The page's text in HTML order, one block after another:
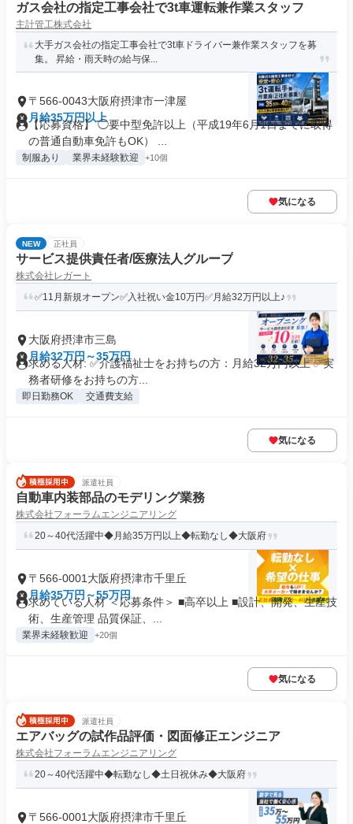
ガス会社の指定工事会社で3t車運転兼作業スタッフ
主計管工株式会社
大手ガス会社の指定工事会社で3t車ドライバー兼作業スタッフを募
集。 昇給・雨天時の給与保...
〒566-0043大阪府摂津市一津屋
月給35万円以上
【応募資格】 ◯要中型免許以上（平成19年6月1日までに取得
の普通自動車免許もOK） ...
制服あり 業界未経験歓迎 +10個
気になる
NEW 正社員
サービス提供責任者/医療法人グループ
株式会社レガート
✅11月新規オープン✅入社祝い金10万円✅月給32万円以上♪
大阪府摂津市三島
月給32万円～35万円
求める人材: ✅介護福祉士をお持ちの方：月給32万円以上 ✅実
務者研修をお持ちの方...
即日勤務OK 交通費支給
気になる
派遣社員
自動車内装部品のモデリング業務
株式会社フォーラムエンジニアリング
20～40代活躍中◆月給35万円以上◆転勤なし◆大阪府
〒566-0001大阪府摂津市千里丘
月給35万円～55万円
求めている人材 ＜応募条件＞ ■高卒以上 ■設計、開発、生産技
術、生産管理 品質保証、...
業界未経験歓迎 +20個
気になる
派遣社員
エアバッグの試作品評価・図面修正エンジニア
株式会社フォーラムエンジニアリング
20～40代活躍中◆転勤なし◆土日祝休み◆大阪府
〒566-0001大阪府摂津市千里丘